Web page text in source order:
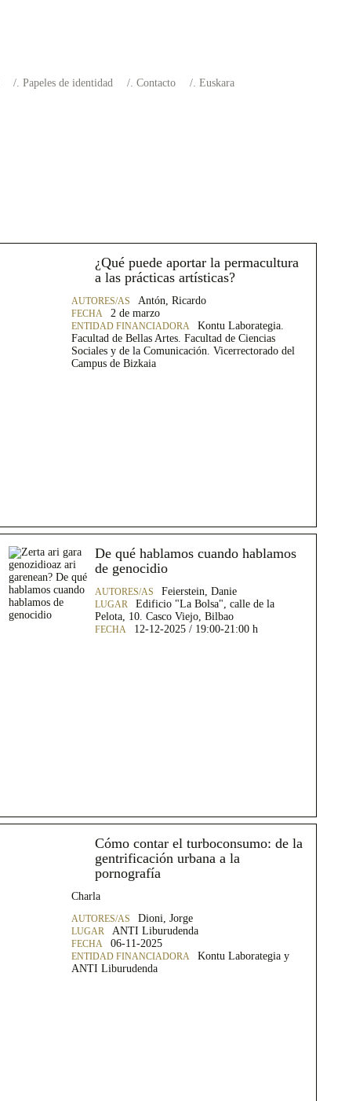
Papeles de identidad Contacto Euskara
¿Qué puede aportar la permacultura
a las prácticas artísticas?
Antón, Ricardo
2 de marzo
Kontu Laborategia.
Facultad de Bellas Artes. Facultad de Ciencias
Sociales y de la Comunicación. Vicerrectorado del
Campus de Bizkaia
De qué hablamos cuando hablamos
de genocidio
Feierstein, Danie
Edificio "La Bolsa", calle de la
Pelota, 10. Casco Viejo, Bilbao
12-12-2025 / 19:00-21:00 h
Cómo contar el turboconsumo: de la
gentrificación urbana a la
pornografía
Charla
Dioni, Jorge
ANTI Liburudenda
06-11-2025
Kontu Laborategia y
ANTI Liburudenda